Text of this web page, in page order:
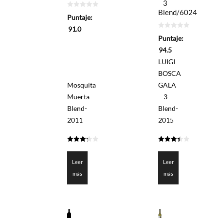
de
Puntaje:
91.0
Mosquita
Muerta
Blend-
2011
de 5
Leer
más
3
Blend/6024
de
Puntaje:
94.5
LUIGI
BOSCA
GALA
3
Blend-
2015
de 5
Leer
más